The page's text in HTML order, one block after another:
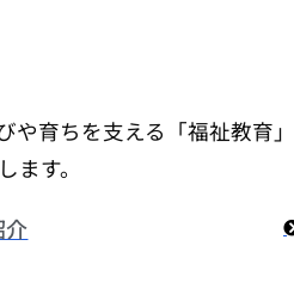
育ちを支える「福祉教育」
す。
介